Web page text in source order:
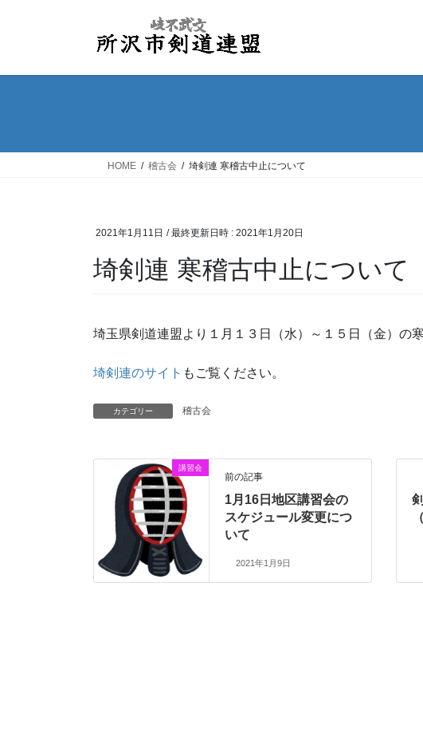
HOME 稽古会 埼剣連 寒稽古中止について
2021年1月11日 / 最終更新日時 : 2021年1月20日
埼剣連 寒稽古中止について
埼玉県剣道連盟より１月１３日（水）～１５日（金）の
埼剣連のサイト もご覧ください。
カテゴリー 稽古会
講習会
前の記事
1月16日地区講習会の
スケジュール変更につ
いて
2021年1月9日